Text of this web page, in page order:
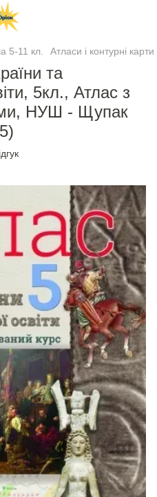
5-11 кл. Атласи і контурні карти
та
5кл., Атлас з
НУШ - Щупак